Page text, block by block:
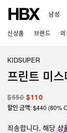
남성
신상품 브랜드
KIDSUPER
프린트 미
$550 $110
할인 금액: $440 (80%
죄송합니다, 해당 상